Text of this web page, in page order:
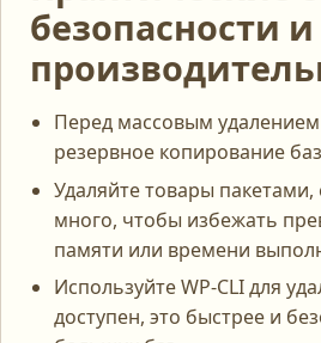
безопасности и
Перед массовым
резервное копирование
Удаляйте товары пакетами,
много, чтобы избежать
памяти или времени
Используйте WP-CLI для
доступен, это быстрее и